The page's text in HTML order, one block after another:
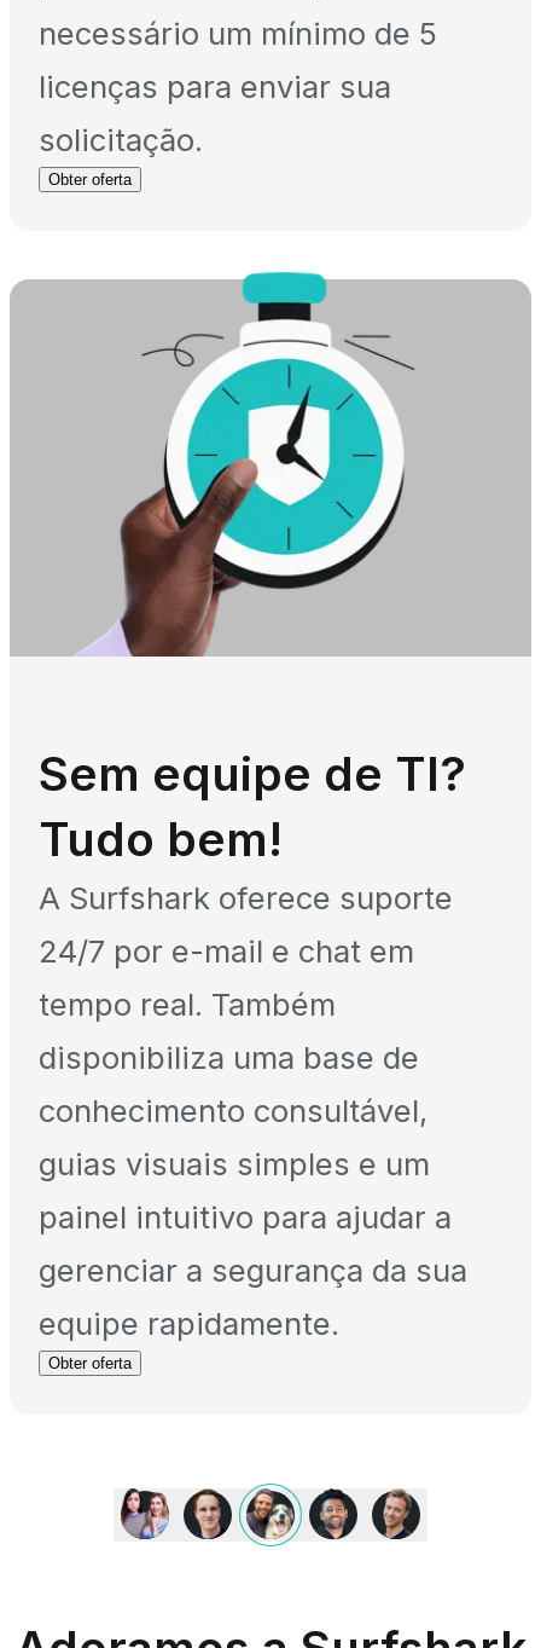
necessário um mínimo de 5
licenças para enviar sua
solicitação.
Obter oferta
Sem equipe de TI?
Tudo bem!
A Surfshark oferece suporte
24/7 por e-mail e chat em
tempo real. Também
disponibiliza uma base de
conhecimento consultável,
guias visuais simples e um
painel intuitivo para ajudar a
gerenciar a segurança da sua
equipe rapidamente.
Obter oferta
Adoramos
a
Surfshark